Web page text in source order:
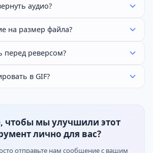
аудио?
на размер файла?
реверсом?
в GIF?
чтобы мы улучшили этот
лично для вас?
отправьте нам сообщение с вашим